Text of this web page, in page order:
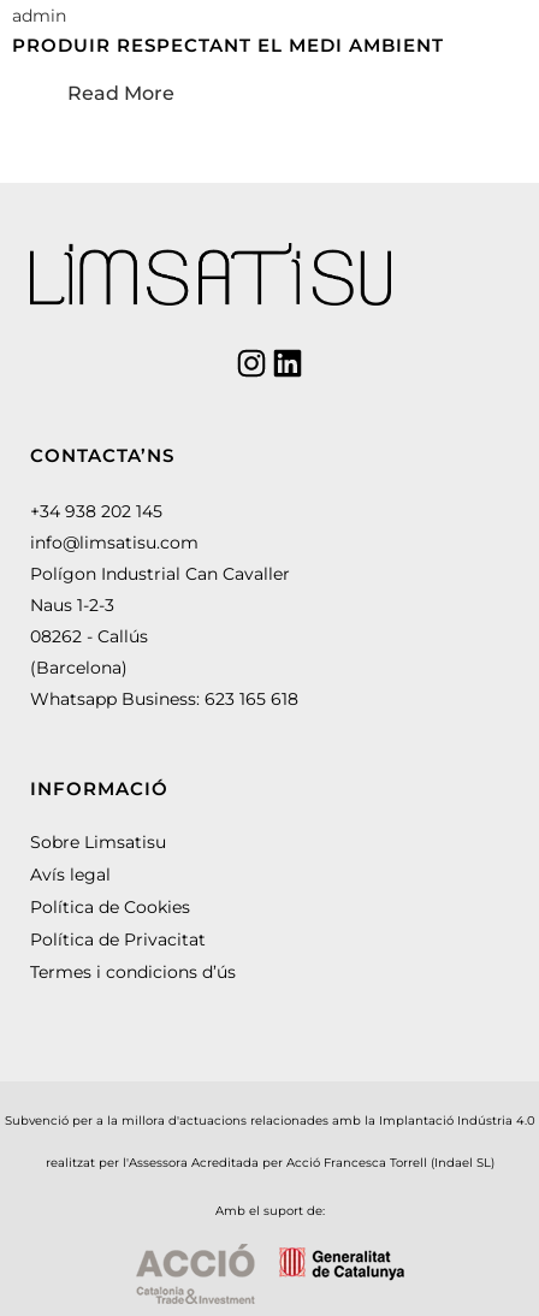
admin
PRODUIR RESPECTANT EL MEDI AMBIENT
Read More
CONTACTA’NS
+34 938 202 145
info@limsatisu.com
Polígon Industrial Can Cavaller
Naus 1-2-3
08262 - Callús
(Barcelona)
Whatsapp Business: 623 165 618
INFORMACIÓ
Sobre Limsatisu
Avís legal
Política de Cookies
Política de Privacitat
Termes i condicions d’ús
Subvenció per a la millora d'actuacions relacionades amb la Implantació Indústria 4.0
realitzat per l'Assessora Acreditada per Acció Francesca Torrell (Indael SL)
Amb el suport de: